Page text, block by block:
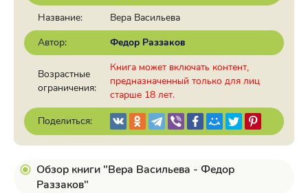
Название:
Вера Васильева
Автор:
Федор Раззаков
Возрастные
ограничения:
Книга может включать контент,
предназначенный только для лиц
старше 18 лет.
Поделиться:
Обзор книги "Вера Васильева - Федор
Раззаков"